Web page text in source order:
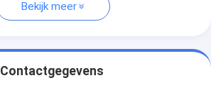
Bekijk meer
Contactgegevens